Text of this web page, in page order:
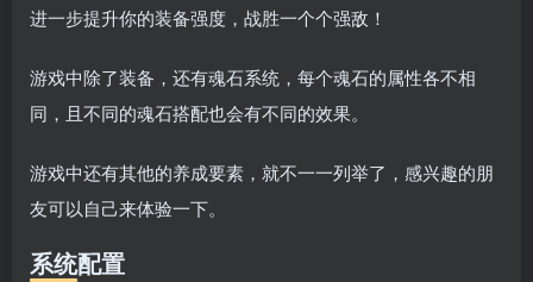
进一步提升你的装备强度，战胜一个个强敌！
游戏中除了装备，还有魂石系统，每个魂石的属性各不相
同，且不同的魂石搭配也会有不同的效果。
游戏中还有其他的养成要素，就不一一列举了，感兴趣的朋
友可以自己来体验一下。
系统配置